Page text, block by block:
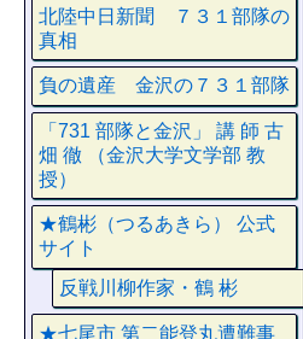
北陸中日新聞 ７３１部隊の
真相
負の遺産 金沢の７３１部隊
「731 部隊と金沢」 講 師 古
畑 徹 （金沢大学文学部 教
授）
★鶴彬（つるあきら） 公式
サイト
反戦川柳作家・鶴 彬
★七尾市 第二能登丸遭難事